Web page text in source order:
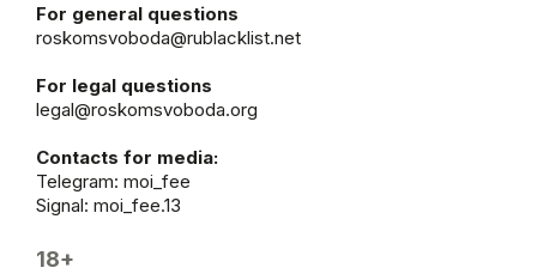
For general questions
roskomsvoboda@rublacklist.net
For legal questions
legal@roskomsvoboda.org
Contacts for media:
Telegram: moi_fee
Signal: moi_fee.13
18+